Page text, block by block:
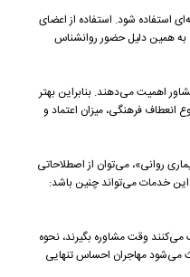
استفاده شود. استفاده از اعضای
به همین دلیل حضور روانشناس
اهمیت می‌دهند. بنابراین بهتر
انعطاف فرهنگی، میزان اعتماد و
روانی»، می‌توان از اصطلاحاتی
این خدمات می‌تواند چنین باشد:
می‌کنند وقت مشاوره بگیرند، نحوه
می‌شود مهاجران احساس تنهایی